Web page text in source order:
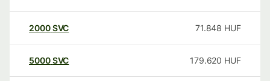
2000SVC 71.848 HUF
5000SVC 179.620 HUF